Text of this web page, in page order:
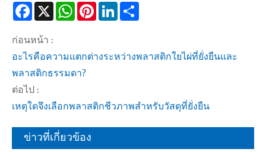
Facebook WhatsAppPinterestLinkedIn
ก่อนหน้า :
อะไรคือความแตกต่างระหว่างพลาสติกใยไผ่ที่ยั่งยืนและ
พลาสติกธรรมดา?
ต่อไป :
เหตุใดจึงเลือกพลาสติกชีวภาพสำหรับวัสดุที่ยั่งยืน
ข่าวที่เกี่ยวข้อง